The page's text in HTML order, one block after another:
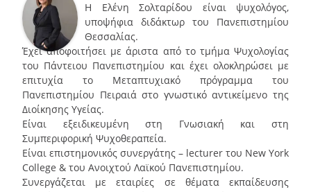
Η Ελένη Σολταρίδου είναι ψυχολόγος,
υποψήφια διδάκτωρ του Πανεπιστημίου
Θεσσαλίας.
Έχει αποφοιτήσει με άριστα από το τμήμα Ψυχολογίας
του Πάντειου Πανεπιστημίου και έχει ολοκληρώσει με
επιτυχία το Μεταπτυχιακό πρόγραμμα του
Πανεπιστημίου Πειραιά στο γνωστικό αντικείμενο της
Διοίκησης Υγείας.
Είναι εξειδικευμένη στη Γνωσιακή και στη
Συμπεριφορική Ψυχοθεραπεία.
Είναι επιστημονικός συνεργάτης – lecturer του New York
College & του Ανοιχτού Λαϊκού Πανεπιστημίου.
Συνεργάζεται με εταιρίες σε θέματα εκπαίδευσης